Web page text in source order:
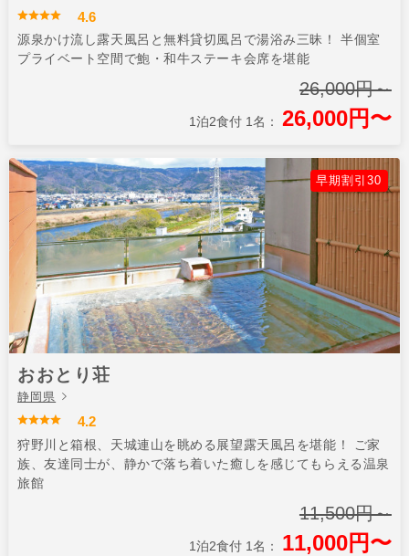
4.6
源泉かけ流し露天風呂と無料貸切風呂で湯浴み三昧！ 半個室
プライベート空間で鮑・和牛ステーキ会席を堪能
26,000円～
1泊2食付 1名： 26,000円〜
早期割引30
おおとり荘
静岡県
4.2
狩野川と箱根、天城連山を眺める展望露天風呂を堪能！ ご家
族、友達同士が、静かで落ち着いた癒しを感じてもらえる温泉
旅館
11,500円～
1泊2食付 1名： 11,000円〜